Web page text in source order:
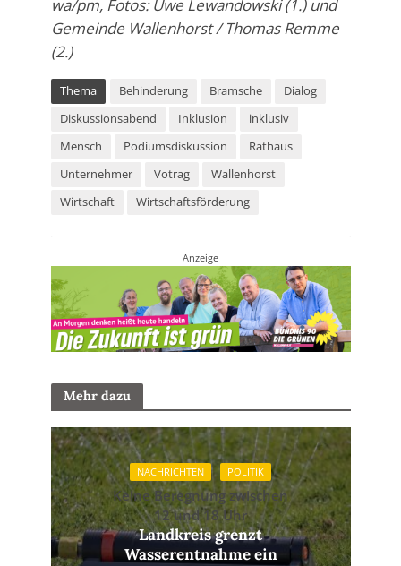
wa/pm, Fotos: Uwe Lewandowski (1.) und
Gemeinde Wallenhorst / Thomas Remme
(2.)
Thema Behinderung Bramsche
Dialog
Diskussionsabend
Inklusion
inklusiv
Mensch
Podiumsdiskussion
Rathaus
Unternehmer
Votrag
Wallenhorst
Wirtschaft
Wirtschaftsförderung
Anzeige
Mehr dazu
NACHRICHTEN POLITIK
Keine Beregnung zwischen
12 und 18 Uhr
Landkreis grenzt
Wasserentnahme ein